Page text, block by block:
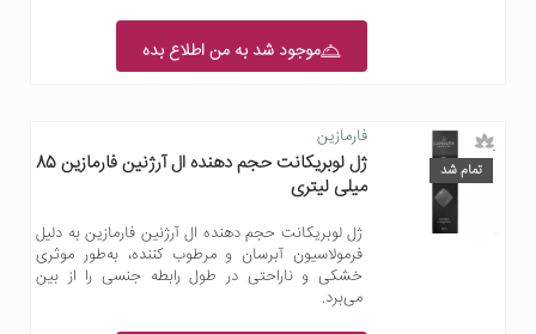
موجود شد به من اطلاع بده
تمام شد
فارمازین
ژل لوبریکانت حجم دهنده ال آرژنین فارمازین 85
میلی لیتری
ژل لوبریکانت حجم دهنده ال آرژنین فارمازین به دلیل
فرمولاسیون آبرسان و مرطوب کننده، به‌طور موثری
خشکی و ناراحتی در طول رابطه جنسی را از بین
می‌برد.